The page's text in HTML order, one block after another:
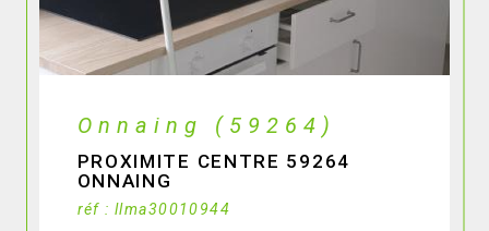
Quarouble (59243)
AU CENTRE DU VILLAGE 59243
QUAROUBLE
réf : on gest 396